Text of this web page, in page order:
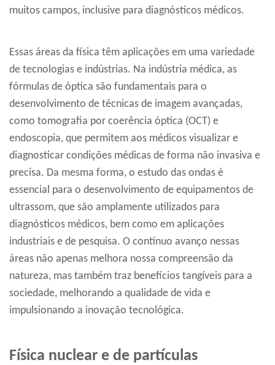
muitos campos, inclusive para diagnósticos médicos.
Essas áreas da física têm aplicações em uma variedade
de tecnologias e indústrias. Na indústria médica, as
fórmulas de óptica são fundamentais para o
desenvolvimento de técnicas de imagem avançadas,
como tomografia por coerência óptica (OCT) e
endoscopia, que permitem aos médicos visualizar e
diagnosticar condições médicas de forma não invasiva e
precisa. Da mesma forma, o estudo das ondas é
essencial para o desenvolvimento de equipamentos de
ultrassom, que são amplamente utilizados para
diagnósticos médicos, bem como em aplicações
industriais e de pesquisa. O contínuo avanço nessas
áreas não apenas melhora nossa compreensão da
natureza, mas também traz benefícios tangíveis para a
sociedade, melhorando a qualidade de vida e
impulsionando a inovação tecnológica.
Física nuclear e de partículas